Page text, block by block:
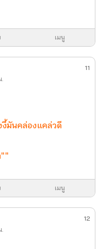
เมนู
.
11
งี้มันคล่องแคล่วดี
เมนู
.
12